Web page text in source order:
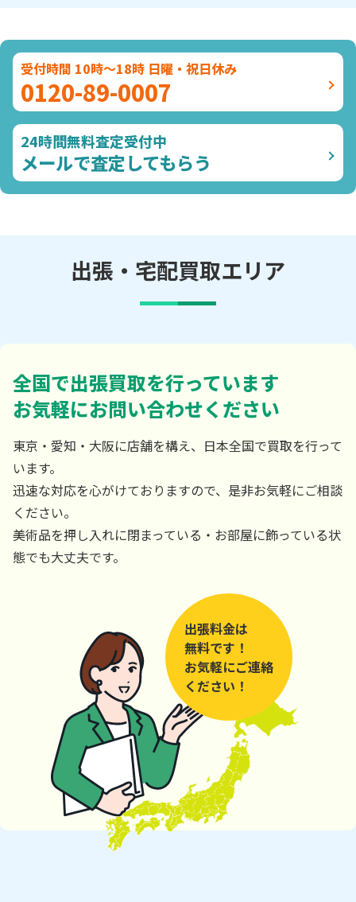
受付時間 10時～18時 日曜・祝日休み
0120-89-0007
24時間無料査定受付中
メールで査定してもらう
出張・宅配買取エリア
全国で出張買取を行っています
お気軽にお問い合わせください
東京・愛知・大阪に店舗を構え、日本全国で買取を行って
います。
迅速な対応を心がけておりますので、是非お気軽にご相談
ください。
美術品を押し入れに閉まっている・お部屋に飾っている状
態でも大丈夫です。
出張料金は
無料です！
お気軽にご連絡
ください！